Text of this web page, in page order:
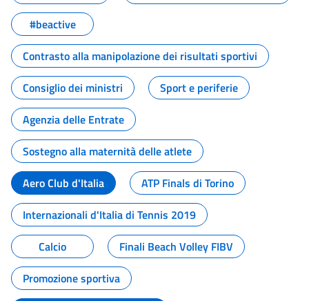
#beactive
Contrasto alla manipolazione dei risultati sportivi
Consiglio dei ministri
Sport e periferie
Agenzia delle Entrate
Sostegno alla maternità delle atlete
Aero Club d'Italia
ATP Finals di Torino
Internazionali d'Italia di Tennis 2019
Calcio
Finali Beach Volley FIBV
Promozione sportiva